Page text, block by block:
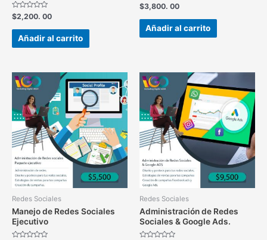
Valorado
en
0
$2,200. 00
Añadir al carrito
Valorado
en
0
$3,800. 00
Añadir al carrito
Redes Sociales
Manejo de Redes Sociales
Ejecutivo
Redes Sociales
Administración de Redes
Sociales & Google Ads.